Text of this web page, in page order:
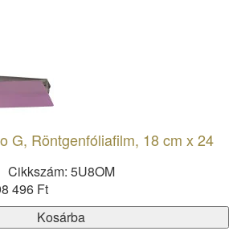
G, Röntgenfóliafilm, 18 cm x 24
Cikkszám: 5U8OM
496 Ft
Kosárba